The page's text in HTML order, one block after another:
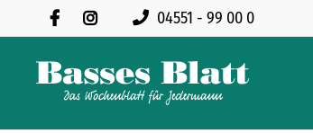
04551 - 99 00 0